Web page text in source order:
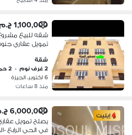
1,100,000 ج.م
تمويل عقاري جنوب
شقة
2 غرف نوم
• 2 حمامات
6 اكتوبر، الجيزة
منذ 8 ساعات
إيليت 6,000,000 ج.م
يصلح تمويل
في الحي الرابع -